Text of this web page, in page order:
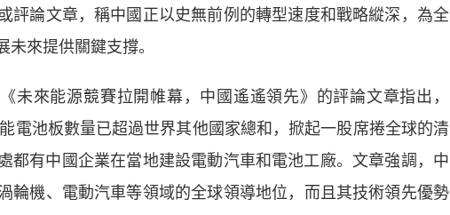
評論文章，稱中國正以史無前例的轉型速度和戰略縱深，為全
來提供關鍵支撐。
未來能源競賽拉開帷幕，中國遙遙領先》的評論文章指出，
電池板數量已超過世界其他國家總和，掀起一股席捲全球的清
有中國企業在當地建設電動汽車和電池工廠。文章強調，中
輪機、電動汽車等領域的全球領導地位，而且其技術領先優勢